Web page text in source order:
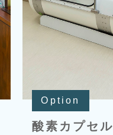
Option
酸素カプセル